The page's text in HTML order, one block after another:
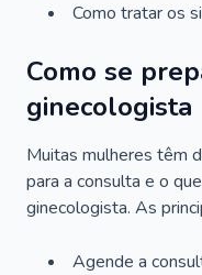
Como tratar os
Como se
ginecologista
Muitas mulheres têm
para a consulta e o
ginecologista. As
Agende a